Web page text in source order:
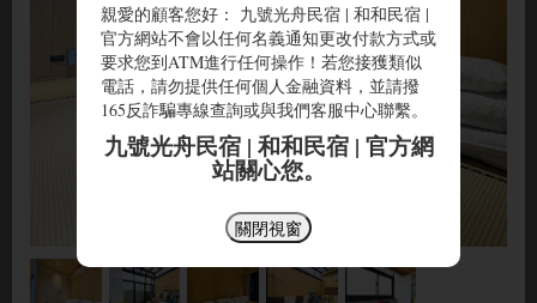
親愛的顧客您好： 九號光舟民宿 | 和和民宿 |
官方網站不會以任何名義通知更改付款方式或
要求您到ATM進行任何操作！若您接獲類似
電話，請勿提供任何個人金融資料，並請撥
165反詐騙專線查詢或與我們客服中心聯繫。
九號光舟民宿 | 和和民宿 | 官方網
站關心您。
關閉視窗